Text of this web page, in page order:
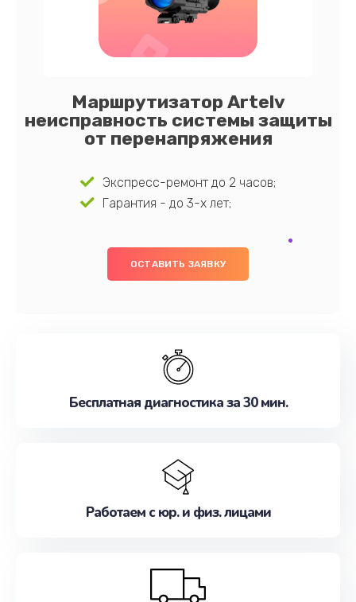
Маршрутизатор Artelv
неисправность системы защиты
от перенапряжения
Экспресс-ремонт до 2 часов;
Гарантия - до 3-х лет;
ОСТАВИТЬ ЗАЯВКУ
Бесплатная диагностика за 30 мин.
Работаем с юр. и физ. лицами